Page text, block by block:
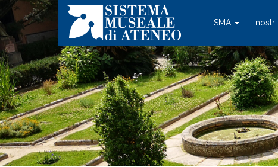
SMA I